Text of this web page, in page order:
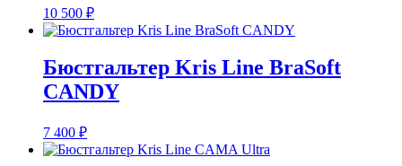
10 500 ₽
Бюстгальтер Kris Line BraSoft
CANDY
7 400 ₽